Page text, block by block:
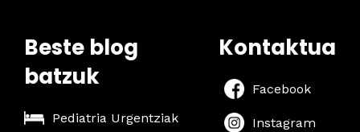
Beste blog
batzuk
Pediatria Urgentziak
Kontaktua
Facebook
Instagram